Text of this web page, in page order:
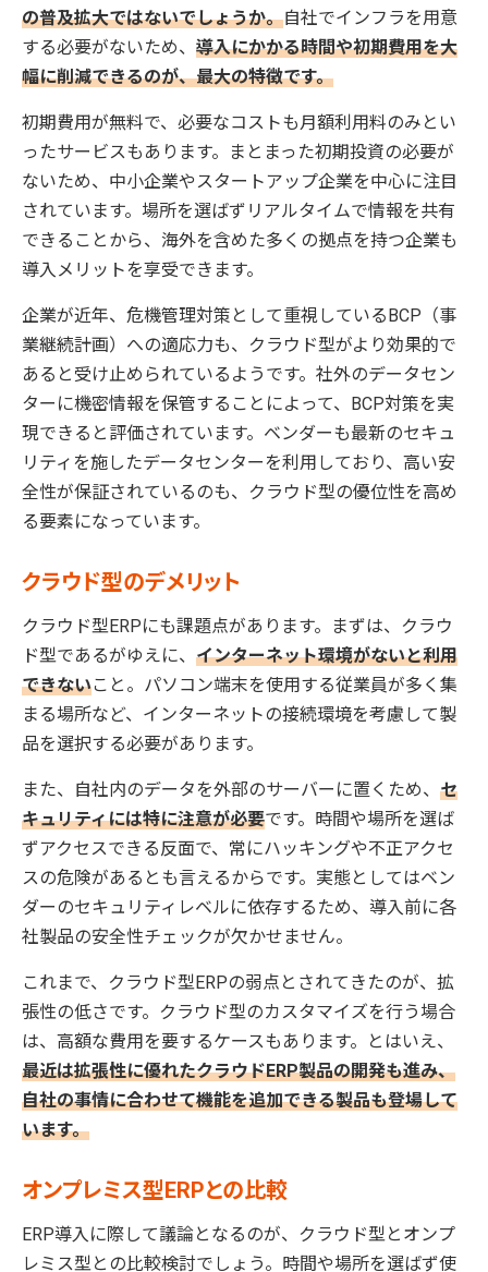
の普及拡大ではないでしょうか。自社でインフラを用意
する必要がないため、 導入にかかる時間や初期費用を大
幅に削減できるのが、最大の特徴です。
初期費用が無料で、必要なコストも月額利用料のみとい
ったサービスもあります。まとまった初期投資の必要が
ないため、中小企業やスタートアップ企業を中心に注目
されています。場所を選ばずリアルタイムで情報を共有
できることから、海外を含めた多くの拠点を持つ企業も
導入メリットを享受できます。
企業が近年、危機管理対策として重視しているBCP（事
業継続計画）への適応力も、クラウド型がより効果的で
あると受け止められているようです。社外のデータセン
ターに機密情報を保管することによって、BCP対策を実
現できると評価されています。ベンダーも最新のセキュ
リティを施したデータセンターを利用しており、高い安
全性が保証されているのも、クラウド型の優位性を高め
る要素になっています。
クラウド型のデメリット
クラウド型ERPにも課題点があります。まずは、クラウ
ド型であるがゆえに、 インターネット環境がないと利用
できないこと。パソコン端末を使用する従業員が多く集
まる場所など、インターネットの接続環境を考慮して製
品を選択する必要があります。
また、自社内のデータを外部のサーバーに置くため、 セ
キュリティには特に注意が必要です。時間や場所を選ば
ずアクセスできる反面で、常にハッキングや不正アクセ
スの危険があるとも言えるからです。実態としてはベン
ダーのセキュリティレベルに依存するため、導入前に各
社製品の安全性チェックが欠かせません。
これまで、クラウド型ERPの弱点とされてきたのが、拡
張性の低さです。クラウド型のカスタマイズを行う場合
は、高額な費用を要するケースもあります。とはいえ、
最近は拡張性に優れたクラウドERP製品の開発も進み、
自社の事情に合わせて機能を追加できる製品も登場して
います。
オンプレミス型ERPとの比較
ERP導入に際して議論となるのが、クラウド型とオンプ
レミス型との比較検討でしょう。時間や場所を選ばず使